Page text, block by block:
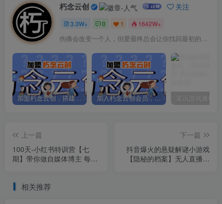
朽念云创 关注
3.3W+ 0 1 1642W+
伤痛会改变一个人，但爱最终总会让你找回最初的自己
加盟朽念云创，搭建同款项目资源站，实现日入2000+ 加入朽念云创会员，全站资源免费学习。
上一篇
100天-小红书特训营【七
期】带你做自媒体博主 每月
下一篇
抖音爆火的悬疑解谜小游戏
【隐秘的档案】无人直播玩
相关推荐